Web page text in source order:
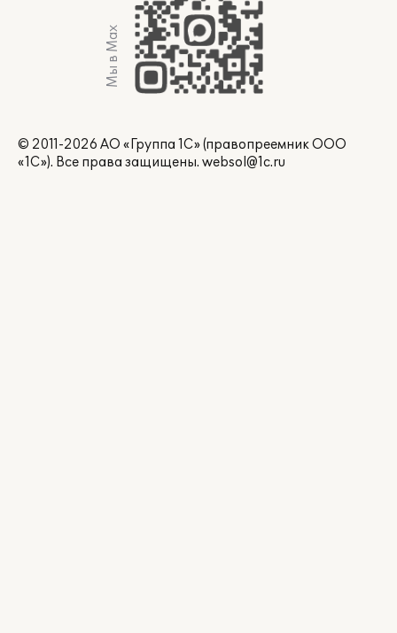
Мы в Max
© 2011-2026 АО «Группа 1С» (правопреемник ООО
«1С»). Все права защищены. websol@1c.ru